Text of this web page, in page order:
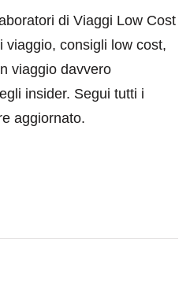
di Viaggi Low Cost
viaggio, consigli low cost,
viaggio davvero
insider. Segui tutti i
aggiornato.